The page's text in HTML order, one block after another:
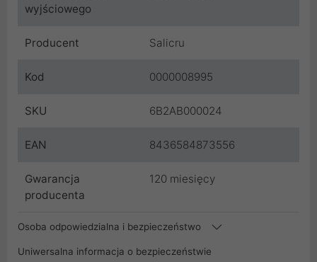
wyjściowego
Producent Salicru
Kod 0000008995
SKU 6B2AB000024
EAN 8436584873556
Gwarancja
producenta
120 miesięcy
Osoba odpowiedzialna i bezpieczeństwo
Uniwersalna informacja o bezpieczeństwie